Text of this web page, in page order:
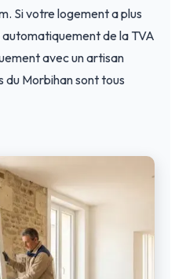
Si votre logement a plus
de la TVA
avec un artisan
Morbihan sont tous